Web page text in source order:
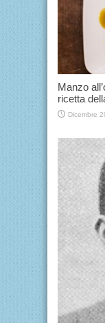
Manzo
ricetta
Dicembre